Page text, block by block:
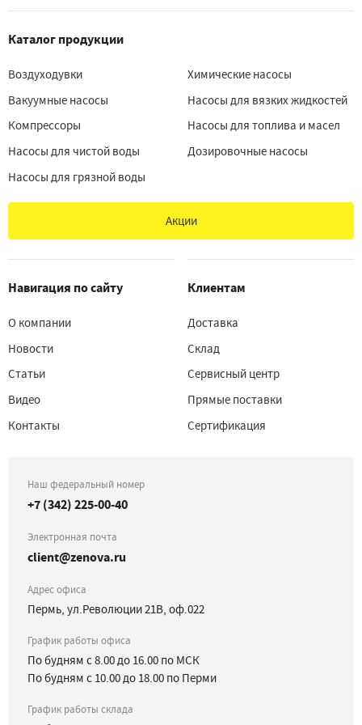
Каталог продукции
Воздуходувки
Вакуумные насосы
Компрессоры
Насосы для чистой воды
Насосы для грязной воды
Химические насосы
Насосы для вязких жидкостей
Насосы для топлива и масел
Дозировочные насосы
Акции
Навигация по сайту
О компании
Новости
Статьи
Видео
Контакты
Клиентам
Доставка
Склад
Сервисный центр
Прямые поставки
Сертификация
Наш федеральный номер
+7 (342) 225-00-40
Электронная почта
client@zenova.ru
Адрес офиса
Пермь, ул.Революции 21В, оф.022
График работы офиса
По будням с 8.00 до 16.00 по МСК
По будням с 10.00 до 18.00 по Перми
График работы склада